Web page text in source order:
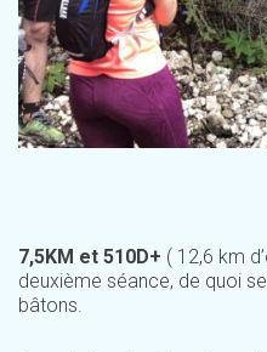
7,5KM et 510D+ ( 12,6 km
deuxième séance, de quoi
bâtons.